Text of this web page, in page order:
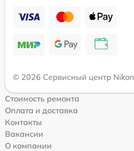
© 2026 Сервисный центр Nikon
Стоимость ремонта
Оплата и доставка
Контакты
Вакансии
О компании